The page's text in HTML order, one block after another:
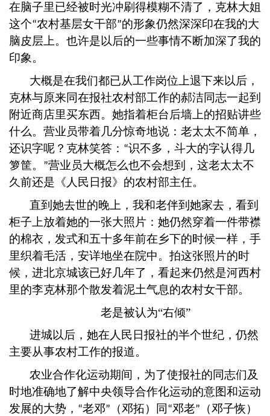
在脑子里已经被时光冲刷得模糊不清了，克林大姐
这个“农村基层女干部”的形象仍然深深印在我的大
脑皮层上。也许是以后的一些事情不断加深了我的
印象。
大概是在我们都已从工作岗位上退下来以后，
克林与原来同在报社农村部工作的郝洁同志一起到
附近商店里买东西。她指着柜台后墙上的招贴讲些
什么。营业员带着几分惊奇地说：老太太不简单，
还识字呢？克林笑答： “识不多，斗大的字认得几
箩筐。
”营业员大概怎么也不会想到，这老太太不
久前还是《人民日报》的农村部主任。
直到她去世的晚上，我和老伴到她家去，看到
柜子上放着她的一张大照片：她仍然穿着一件带襟
的棉衣，发式和五十多年前在乡下的时候一样，手
里织着毛活，安详地坐在院中。拍这张照片的时
候，进北京城该已好几年了，看起来仍然是河西村
里的李克林那个散发着泥土气息的农村女干部。
老是被认为“右倾”
进城以后，她在人民日报社的半个世纪，仍然
主要从事农村工作的报道。
农业合作化运动期间，为了使报社的同志们及
时地准确地了解中央领导合作化运动的意图和运动
发展的大势， “老邓” （邓拓）同 “邓老”
（邓子恢）